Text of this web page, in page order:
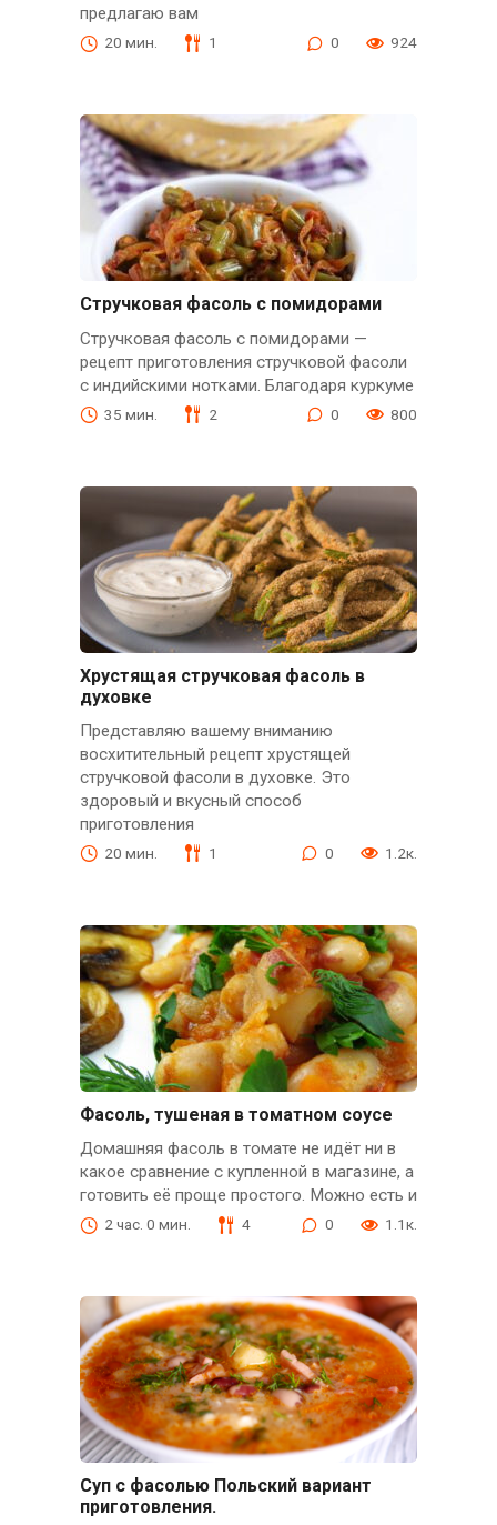
предлагаю вам
20 мин. 1 0 924
Стручковая фасоль с помидорами
Стручковая фасоль с помидорами —
рецепт приготовления стручковой фасоли
с индийскими нотками. Благодаря куркуме
35 мин. 2 0 800
Хрустящая стручковая фасоль в
духовке
Представляю вашему вниманию
восхитительный рецепт хрустящей
стручковой фасоли в духовке. Это
здоровый и вкусный способ
приготовления
20 мин. 1 0 1.2к.
Фасоль, тушеная в томатном соусе
Домашняя фасоль в томате не идёт ни в
какое сравнение с купленной в магазине, а
готовить её проще простого. Можно есть и
2 час. 0 мин. 4 0 1.1к.
Суп с фасолью Польский вариант
приготовления.